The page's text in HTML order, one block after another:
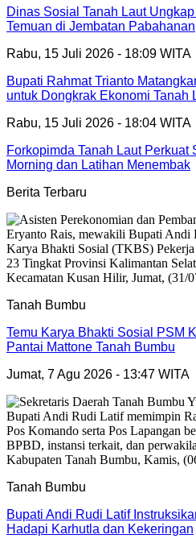
Dinas Sosial Tanah Laut
Temuan di Jembatan Pabahanan
Rabu, 15 Juli 2026 - 18:09 WITA
Bupati Rahmat Trianto
untuk Dongkrak Ekonomi Tanah
Rabu, 15 Juli 2026 - 18:04 WITA
Forkopimda Tanah Laut Perkuat
Morning dan Latihan Menembak
Berita Terbaru
Tanah Bumbu
Temu Karya Bhakti Sosial PSM
Pantai Mattone Tanah Bumbu
Jumat, 7 Agu 2026 - 13:47 WITA
Tanah Bumbu
Bupati Andi Rudi Latif
Hadapi Karhutla dan Kekeringan